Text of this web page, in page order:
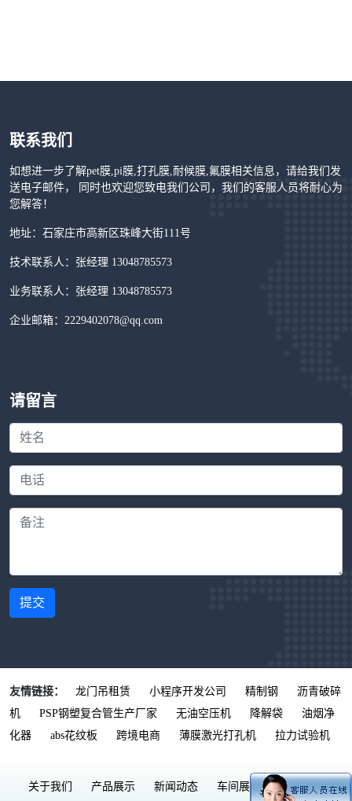
联系我们
如想进一步了解pet膜,pi膜,打孔膜,耐候膜,氟膜相关信息，请给我们发
送电子邮件， 同时也欢迎您致电我们公司，我们的客服人员将耐心为
您解答！
地址：石家庄市高新区珠峰大街111号
技术联系人：张经理 13048785573
业务联系人：张经理 13048785573
企业邮箱：2229402078@qq.com
请留言
提交
友情链接： 龙门吊租赁 小程序开发公司 精制钢
沥青破碎
机
PSP钢塑复合管生产厂家 无油空压机 降解袋
油烟净
化器
abs花纹板 跨境电商 薄膜激光打孔机 拉力试验机
关于我们 产品展示 新闻动态 车间展示 联系我们